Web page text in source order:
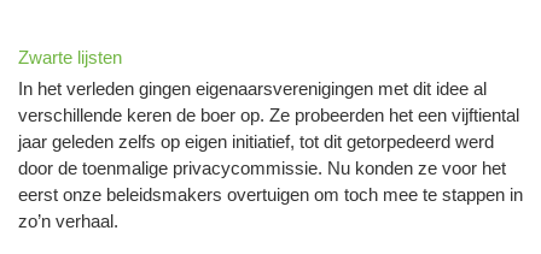
Zwarte lijsten
In het verleden gingen eigenaarsverenigingen met dit idee al
verschillende keren de boer op. Ze probeerden het een vijftiental
jaar geleden zelfs op eigen initiatief, tot dit getorpedeerd werd
door de toenmalige privacycommissie. Nu konden ze voor het
eerst onze beleidsmakers overtuigen om toch mee te stappen in
zo’n verhaal.